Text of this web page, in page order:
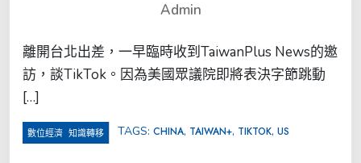
Admin
離開台北出差，一早臨時收到TaiwanPlus News的邀
訪，談TikTok。因為美國眾議院即將表決字節跳動
[…]
數位經濟 知識轉移 TAGS: CHINA, TAIWAN+, TIKTOK, US